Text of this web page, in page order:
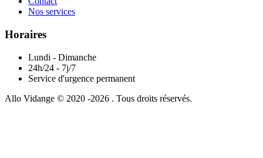
Nos services
Horaires
Lundi - Dimanche
24h/24 - 7j/7
Service d'urgence permanent
Allo Vidange © 2020 -2026 . Tous droits réservés.